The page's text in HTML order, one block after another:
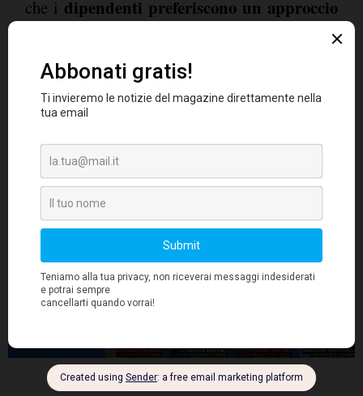
che i dipendenti preferiscono un approccio